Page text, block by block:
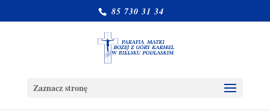
85 730 31 34
Zaznacz stronę